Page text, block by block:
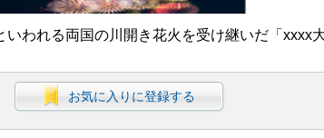
いわれる両国の川開き花火を受け継いだ「xxxx
お気に入りに登録する